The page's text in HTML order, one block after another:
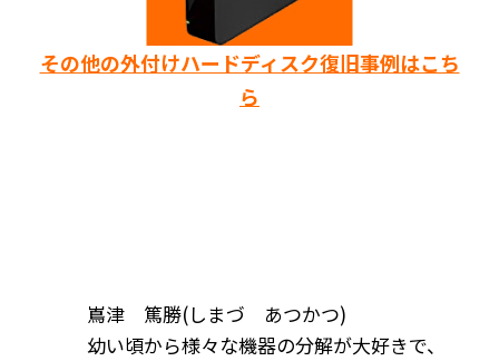
その他の外付けハードディスク復旧事例はこち
ら
嶌津 篤勝(しまづ あつかつ)
幼い頃から様々な機器の分解が大好きで、